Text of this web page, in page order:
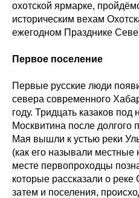
охотской ярмарке,
историческим вехам
ежегодном Празднике
Первое поселение
Первые русские люди
севера современного
году. Тридцать казаков
Москвитина после долгого
Мая вышли к устью реки
(как его называли
месте первопроходцы
которые рассказали о
затем и поселения,